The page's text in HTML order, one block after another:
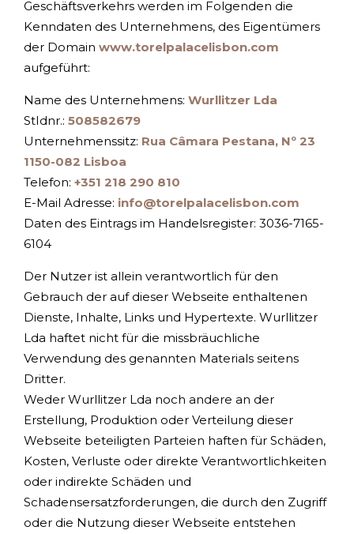
Geschäftsverkehrs werden im Folgenden die
Kenndaten des Unternehmens, des Eigentümers
der Domain www.torelpalacelisbon.com
aufgeführt:
Name des Unternehmens: Wurllitzer Lda
StIdnr.: 508582679
Unternehmenssitz: Rua Câmara Pestana, Nº 23
1150-082 Lisboa
Telefon: +351 218 290 810
E-Mail Adresse: info@torelpalacelisbon.com
Daten des Eintrags im Handelsregister: 3036-7165-
6104
Der Nutzer ist allein verantwortlich für den
Gebrauch der auf dieser Webseite enthaltenen
Dienste, Inhalte, Links und Hypertexte. Wurllitzer
Lda haftet nicht für die missbräuchliche
Verwendung des genannten Materials seitens
Dritter.
Weder Wurllitzer Lda noch andere an der
Erstellung, Produktion oder Verteilung dieser
Webseite beteiligten Parteien haften für Schäden,
Kosten, Verluste oder direkte Verantwortlichkeiten
oder indirekte Schäden und
Schadensersatzforderungen, die durch den Zugriff
oder die Nutzung dieser Webseite entstehen